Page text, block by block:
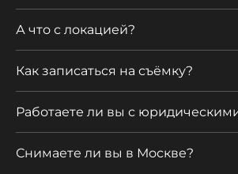
А что с локацией?
Как записаться на съёмку?
Работаете ли вы с
Снимаете ли вы в Москве?